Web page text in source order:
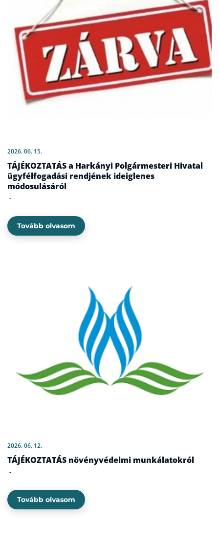
2026. 06. 15.
TÁJÉKOZTATÁS a Harkányi Polgármesteri Hivatal
ügyfélfogadási rendjének ideiglenes
módosulásáról
-
Tovább olvasom
2026. 06. 12.
TÁJÉKOZTATÁS növényvédelmi munkálatokról
-
Tovább olvasom